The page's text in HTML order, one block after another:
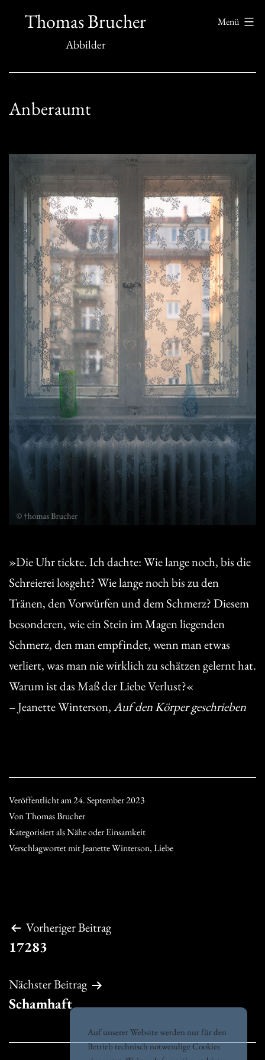
InhaltThomas Brucher
Abbilder
Menü
Anberaumt
»Die Uhr tickte. Ich dachte: Wie lange noch, bis die
Schreierei losgeht? Wie lange noch bis zu den
Tränen, den Vorwürfen und dem Schmerz? Diesem
besonderen, wie ein Stein im Magen liegenden
Schmerz, den man empfindet, wenn man etwas
verliert, was man nie wirklich zu schätzen gelernt hat.
Warum ist das Maß der Liebe Verlust?«
– Jeanette Winterson,Auf den Körper geschrieben
Veröffentlicht am24. September 2023
VonThomas Brucher
Kategorisiert alsNähe oder Einsamkeit
Verschlagwortet mitJeanette Winterson,Liebe
Beitragsnavigation
Vorheriger Beitrag
17283
Nächster Beitrag
Schamhaft
Auf unserer Website werden nur für den
Betrieb technisch notwendige Cookies